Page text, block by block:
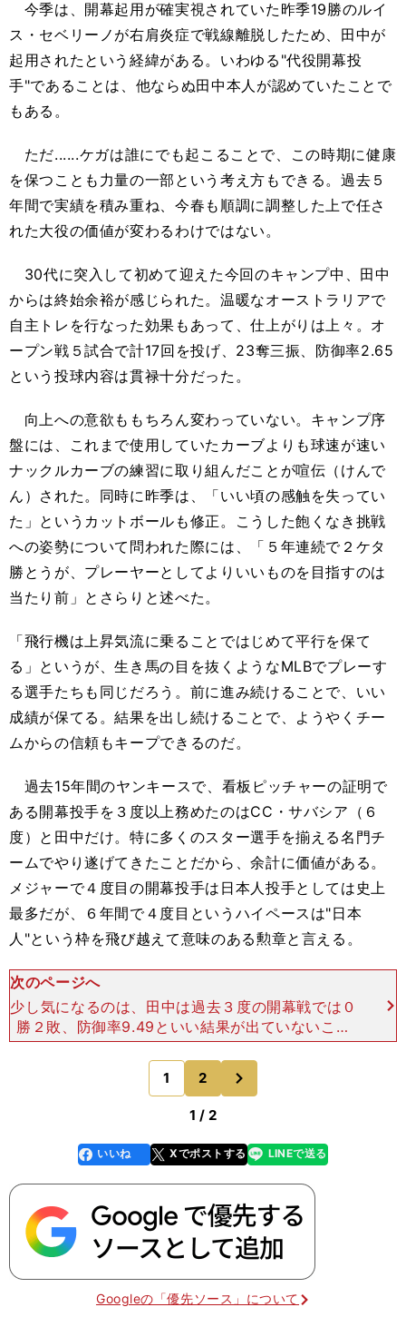
今季は、開幕起用が確実視されていた昨季19勝のルイ
ス・セベリーノが右肩炎症で戦線離脱したため、田中が
起用されたという経緯がある。いわゆる"代役開幕投
手"であることは、他ならぬ田中本人が認めていたことで
もある。
ただ......ケガは誰にでも起こることで、この時期に健康
を保つことも力量の一部という考え方もできる。過去５
年間で実績を積み重ね、今春も順調に調整した上で任さ
れた大役の価値が変わるわけではない。
30代に突入して初めて迎えた今回のキャンプ中、田中
からは終始余裕が感じられた。温暖なオーストラリアで
自主トレを行なった効果もあって、仕上がりは上々。オ
ープン戦５試合で計17回を投げ、23奪三振、防御率2.65
という投球内容は貫禄十分だった。
向上への意欲ももちろん変わっていない。キャンプ序
盤には、これまで使用していたカーブよりも球速が速い
ナックルカーブの練習に取り組んだことが喧伝（けんで
ん）された。同時に昨季は、「いい頃の感触を失ってい
た」というカットボールも修正。こうした飽くなき挑戦
への姿勢について問われた際には、「５年連続で２ケタ
勝とうが、プレーヤーとしてよりいいものを目指すのは
当たり前」とさらりと述べた。
「飛行機は上昇気流に乗ることではじめて平行を保て
る」というが、生き馬の目を抜くようなMLBでプレーす
る選手たちも同じだろう。前に進み続けることで、いい
成績が保てる。結果を出し続けることで、ようやくチー
ムからの信頼もキープできるのだ。
過去15年間のヤンキースで、看板ピッチャーの証明で
ある開幕投手を３度以上務めたのはCC・サバシア（６
度）と田中だけ。特に多くのスター選手を揃える名門チ
ームでやり遂げてきたことだから、余計に価値がある。
メジャーで４度目の開幕投手は日本人投手としては史上
最多だが、６年間で４度目というハイペースは"日本
人"という枠を飛び越えて意味のある勲章と言える。
次のページへ
少し気になるのは、田中は過去３度の開幕戦では０
勝２敗、防御率9.49といい結果が出ていないこと
だ。この点を踏まえ、"４度目の正直"への渇望につ
いて聞くと、田中らしい丁寧な答えがかえってき
た。「いい投
1 2
1 / 2
faceboo
k
いいね Xでポストする
line LINEで送る
Googleの「優先ソース」について